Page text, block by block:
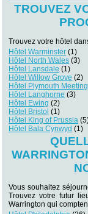
TROUVEZ
Trouvez votre hôtel
Hôtel Warminster (1)
Hôtel North Wales (3)
Hôtel Lansdale (1)
Hôtel Willow Grove (2)
Hôtel Plymouth Meeting
Hôtel Langhorne (3)
Hôtel Ewing (2)
Hôtel Bristol (1)
Hôtel King of Prussia
Hôtel Bala Cynwyd (1)
Vous souhaitez
Trouvez votre futur
Warrington qui